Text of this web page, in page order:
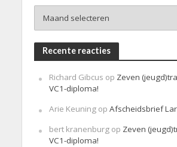
Recente reacties
Richard Gibcus op Zeven
VC1-diploma!
Arie Keuningop Afscheidsbrief
bert kranenburgop Zeven
VC1-diploma!